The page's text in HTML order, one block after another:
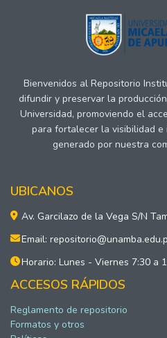
Bienvenidos al Repositorio
difundir y preservar la
Universidad, promoviendo el
para fortalecer la visibilidad e
generado por nuestra
UBICANOS
Av. Garcilazo de la Vega S/N
Email:
Horario: Lunes - Viernes 7:30 a
ACCESOS RÁPIDOS
Reglamento de repositorio
Formatos y otros